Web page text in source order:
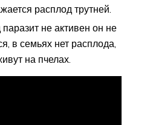
расплод трутней.
не активен он не
в семьях нет расплода,
на пчелах.